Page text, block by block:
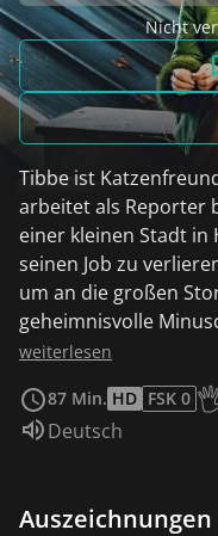
Nicht
Tibbe ist
arbeitet als Reporter
einer kleinen Stadt in
seinen Job zu
um an die großen
geheimnisvolle
anderes verhält als
und behauptet selbst
sie durch einen Zufall
skrupellosen Herr
weiterlesen
87 Min. HD FSK 0
Sprache:
Deutsch
Auszeichnungen